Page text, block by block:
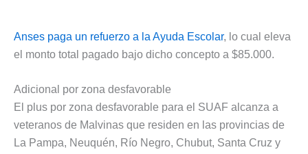
Anses paga un refuerzo a la Ayuda Escolar, lo cual eleva
el monto total pagado bajo dicho concepto a $85.000.
Adicional por zona desfavorable
El plus por zona desfavorable para el SUAF alcanza a
veteranos de Malvinas que residen en las provincias de
La Pampa, Neuquén, Río Negro, Chubut, Santa Cruz y